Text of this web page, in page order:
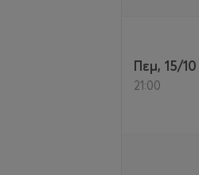
Πεμ, 15/10
21:00